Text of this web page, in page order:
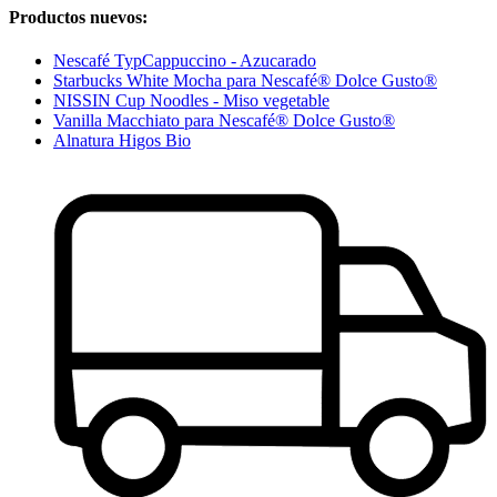
Productos nuevos:
Nescafé TypCappuccino - Azucarado
Starbucks White Mocha para Nescafé® Dolce Gusto®
NISSIN Cup Noodles - Miso vegetable
Vanilla Macchiato para Nescafé® Dolce Gusto®
Alnatura Higos Bio